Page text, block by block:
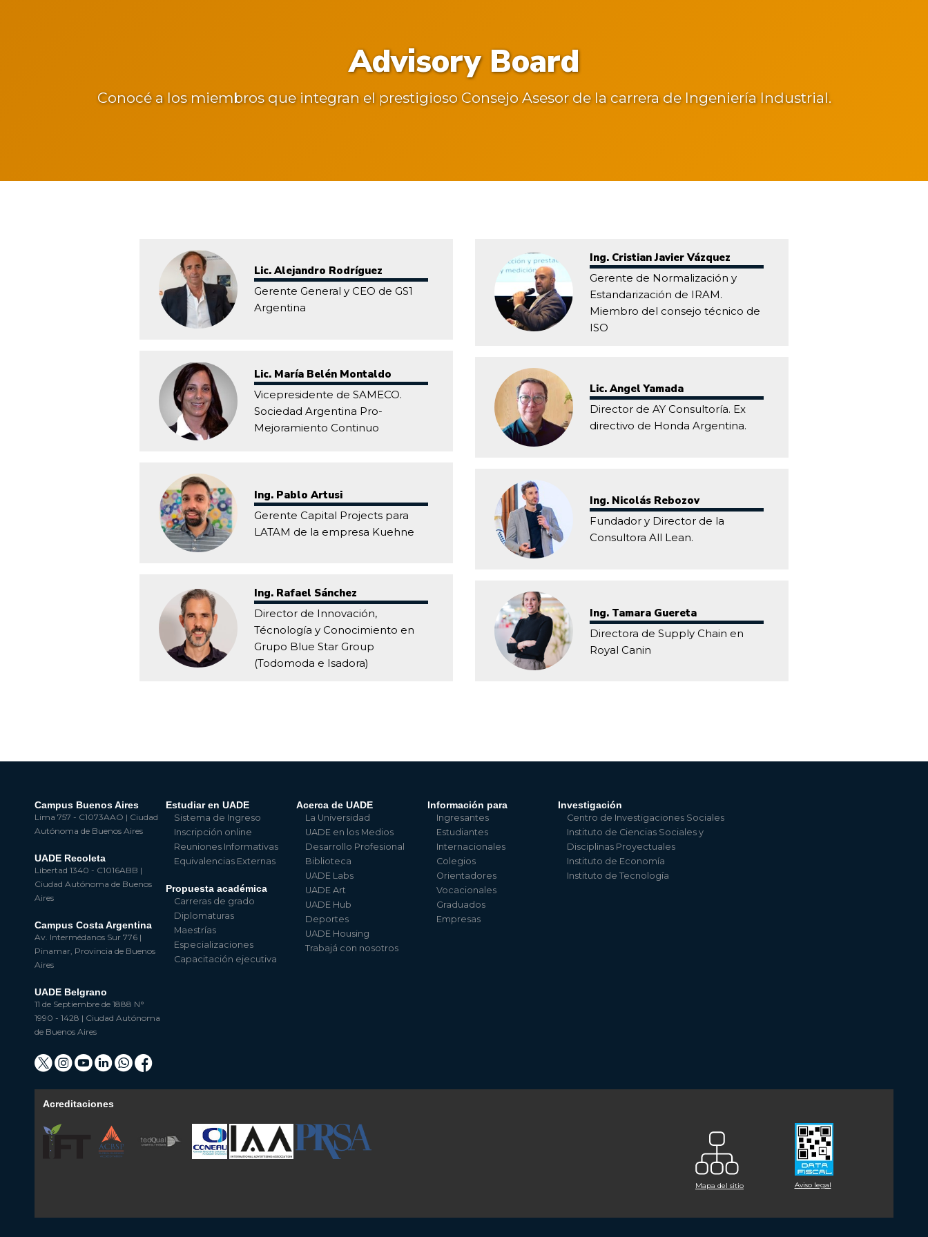
Advisory Board
Conocé a los miembros que integran el prestigioso Consejo Asesor de la carrera de Ingeniería Industrial.
Lic. Alejandro Rodríguez
Gerente General y CEO de GS1
Argentina
Lic. María Belén Montaldo
Vicepresidente de SAMECO.
Sociedad Argentina Pro-
Mejoramiento Continuo
Ing. Pablo Artusi
Gerente Capital Projects para
LATAM de la empresa Kuehne
Ing. Rafael Sánchez
Director de Innovación,
Técnología y Conocimiento en
Grupo Blue Star Group
(Todomoda e Isadora)
Ing. Cristian Javier Vázquez
Gerente de Normalización y
Estandarización de IRAM.
Miembro del consejo técnico de
ISO
Lic. Angel Yamada
Director de AY Consultoría. Ex
directivo de Honda Argentina.
Ing. Nicolás Rebozov
Fundador y Director de la
Consultora All Lean.
Ing. Tamara Guereta
Directora de Supply Chain en
Royal Canin
Campus Buenos Aires
Lima 757 - C1073AAO | Ciudad
Autónoma de Buenos Aires
UADE Recoleta
Libertad 1340 - C1016ABB |
Ciudad Autónoma de Buenos
Aires
Campus Costa Argentina
Av. Intermédanos Sur 776 |
Pinamar, Provincia de Buenos
Aires
UADE Belgrano
11 de Septiembre de 1888 N°
1990 - 1428 | Ciudad Autónoma
de Buenos Aires
Estudiar en UADE
Sistema de Ingreso
Inscripción online
Reuniones Informativas
Equivalencias Externas
Propuesta académica
Carreras de grado
Diplomaturas
Maestrías
Especializaciones
Capacitación ejecutiva
Acerca de UADE
La Universidad
UADE en los Medios
Desarrollo Profesional
Biblioteca
UADE Labs
UADE Art
UADE Hub
Deportes
UADE Housing
Trabajá con nosotros
Información para
Ingresantes
Estudiantes
Internacionales
Colegios
Orientadores
Vocacionales
Graduados
Empresas
Investigación
Centro de Investigaciones Sociales
Instituto de Ciencias Sociales y
Disciplinas Proyectuales
Instituto de Economía
Instituto de Tecnología
Acreditaciones
Mapa del sitio Aviso legal